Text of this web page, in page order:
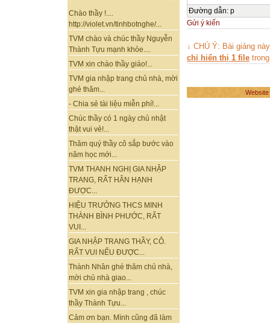
Chào thầy !....
http://violet.vn/tinhbotnghe/...
TVM chào và chúc thầy Nguyễn
Thành Tựu mạnh khỏe....
TVM xin chào thầy giáo!...
TVM gia nhập trang chủ nhà, mời
ghé thăm...
- Chia sẻ tài liệu miễn phí!...
Chúc thầy có 1 ngày chủ nhật
thật vui vẻ!...
Thăm quý thầy cô sắp bước vào
năm học mới...
TVM THANH NGHỊ GIA NHẬP
TRANG, RẤT HÂN HẠNH
ĐƯỢC...
HIỆU TRƯỞNG THCS MINH
THÀNH BÌNH PHƯỚC, RẤT
VUI...
GIA NHẬP TRANG THẦY, CÔ.
RẤT VUI NẾU ĐƯỢC...
Thành Nhân ghé thăm chủ nhà,
mời chủ nhà giao...
TVM xin gia nhập trang , chúc
thầy Thành Tựu...
Cảm ơn bạn. Mình cũng đã làm
Đường dẫn: p
Gửi ý kiến
↓ CHÚ Ý: Bài giảng
chỉ hiển thị 1 file